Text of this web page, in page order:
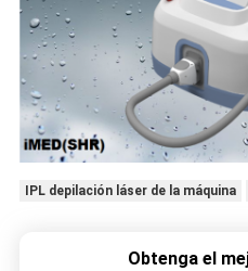
IPL depilación láser de la máquina
Obtenga el